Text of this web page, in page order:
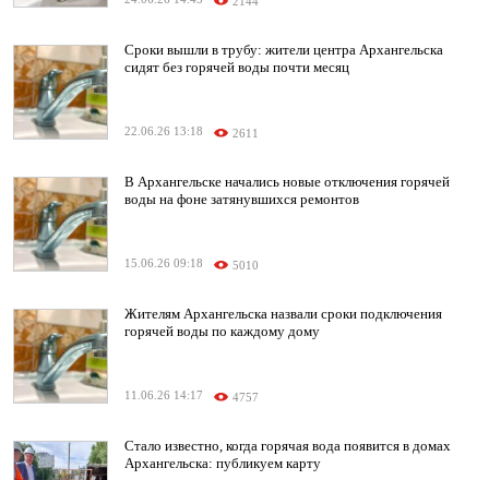
Сроки вышли в трубу: жители центра Архангельска
сидят без горячей воды почти месяц
22.06.26 13:18 2611
В Архангельске начались новые отключения горячей
воды на фоне затянувшихся ремонтов
15.06.26 09:18 5010
Жителям Архангельска назвали сроки подключения
горячей воды по каждому дому
11.06.26 14:17 4757
Стало известно, когда горячая вода появится в домах
Архангельска: публикуем карту